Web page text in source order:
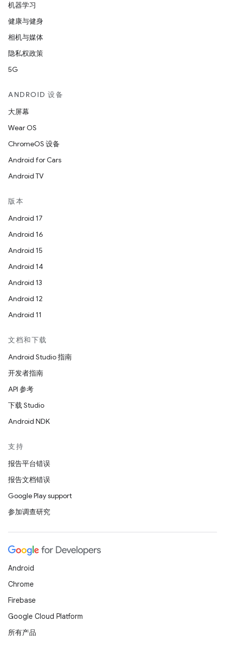
机器学习
健康与健身
相机与媒体
隐私权政策
5G
ANDROID 设备
大屏幕
Wear OS
ChromeOS 设备
Android for Cars
Android TV
版本
Android 17
Android 16
Android 15
Android 14
Android 13
Android 12
Android 11
文档和下载
Android Studio 指南
开发者指南
API 参考
下载 Studio
Android NDK
支持
报告平台错误
报告文档错误
Google Play support
参加调查研究
Android
Chrome
Firebase
Google Cloud Platform
所有产品